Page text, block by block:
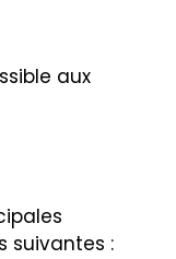
aux
suivantes :